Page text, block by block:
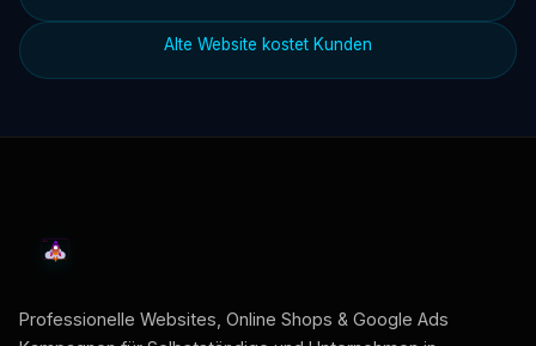
Alte Website kostet Kunden
Professionelle Websites, Online Shops & Google Ads